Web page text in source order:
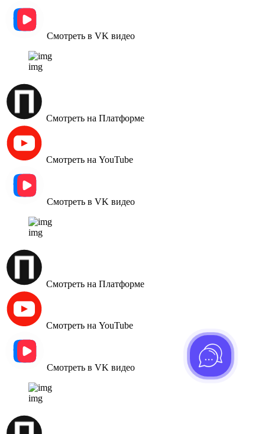
Смотреть в VK видео
img
Смотреть на Платформе
Смотреть на YouTube
Смотреть в VK видео
img
Смотреть на Платформе
Смотреть на YouTube
Смотреть в VK видео
img